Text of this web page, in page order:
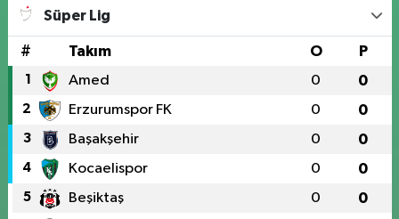
Süper Lig
# Takım O P
1 Amed 0 0
2 Erzurumspor FK 0 0
3 Başakşehir 0 0
4 Kocaelispor 0 0
5 Beşiktaş 0 0